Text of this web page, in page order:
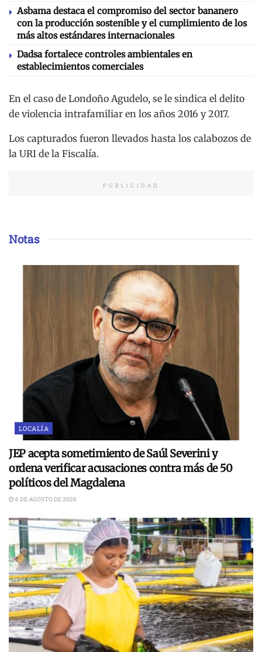
Asbama destaca el compromiso del sector bananero
con la producción sostenible y el cumplimiento de los
más altos estándares internacionales
Dadsa fortalece controles ambientales en
establecimientos comerciales
En el caso de Londoño Agudelo, se le sindica el delito
de violencia intrafamiliar en los años 2016 y 2017.
Los capturados fueron llevados hasta los calabozos de
la URI de la Fiscalía.
PUBLICIDAD
Notas
LOCALÍA
JEP acepta sometimiento de Saúl Severini y
ordena verificar acusaciones contra más de 50
políticos del Magdalena
6 DE AGOSTO DE 2026